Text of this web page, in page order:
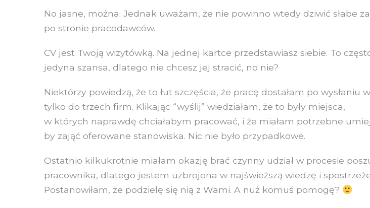
No jasne, można. Jednak uważam, że nie powinno wtedy dziwić słabe
po stronie pracodawców.
CV jest Twoją wizytówką. Na jednej kartce przedstawiasz siebie. To
jedyna szansa, dlatego nie chcesz jej stracić, no nie?
Niektórzy powiedzą, że to łut szczęścia, że pracę dostałam po wysłaniu
tylko do trzech firm. Klikając “wyślij” wiedziałam, że to były miejsca,
w których naprawdę chciałabym pracować, i że miałam potrzebne
by zająć oferowane stanowiska. Nic nie było przypadkowe.
Ostatnio kilkukrotnie miałam okazję brać czynny udział w procesie
pracownika, dlatego jestem uzbrojona w najświeższą wiedzę i
Postanowiłam, że podzielę się nią z Wami. A nuż komuś pomogę?